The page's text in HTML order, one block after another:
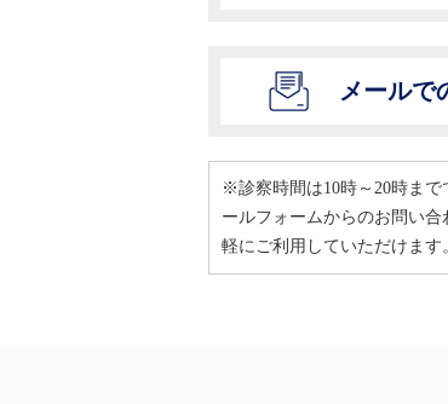
メールで
※診察時間は10時～20時まで
ールフォームからのお問い
軽にご利用していただけます